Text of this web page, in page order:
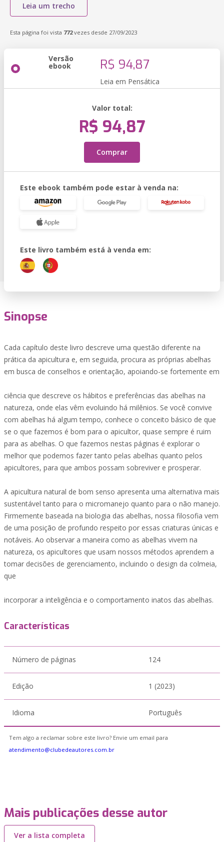
Leia um trecho
Esta página foi vista 772vezes desde 27/09/2023
Versão
ebook R$ 94,87
Leia em Pensática
Valor total:
R$ 94,87
Comprar
Este ebook também pode estar à venda na:
Este livro também está à venda em:
Sinopse
Cada capítulo deste livro descreve uma questão diferente na
prática da apicultura e, em seguida, procura as próprias abelhas
em busca de conselhos e orientação, apoiando-se fortemente em
ciência que descreve os hábitos e preferências das abelhas na
natureza, onde elas vêm evoluindo há milênios. Se você convive
com abelhas há algum tempo, conhece o conceito básico de que
se o que fazemos é bom para o apicultor, quase sempre é ruim
para as abelhas. O que fazemos nestas páginas é explorar o
melhor que podemos fazer tanto pelas abelhas quanto pelos
apicultores, para que ambos possam sobreviver e prosperar.
A apicultura natural de bom senso apresenta uma alternativa mais
sustentável tanto para o micromanejo quanto para o não manejo.
Firmemente baseada na biologia das abelhas, nossa filosofia vem
de uma posição de profundo respeito por essas criaturas únicas e
notáveis. Ao observar a maneira como as abelhas vivem na
natureza, os apicultores que usam nossos métodos aprendem a
tomar decisões de gerenciamento, incluindo o design da colmeia,
que
incorporar a inteligência e o comportamento inatos das abelhas.
Características
Número de páginas 124
Edição 1 (2023)
Idioma Português
Tem algo a reclamar sobre este livro? Envie um email para
atendimento@clubedeautores.com.br
Mais publicações desse autor
Ver a lista completa